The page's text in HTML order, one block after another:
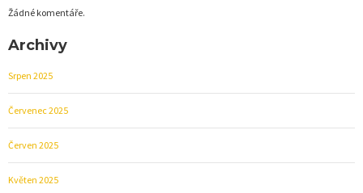
Žádné komentáře.
Archivy
Srpen 2025
Červenec 2025
Červen 2025
Květen 2025